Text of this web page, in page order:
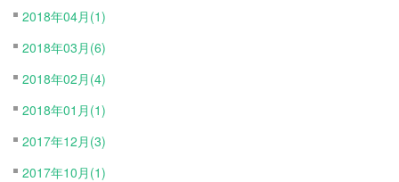
2018年04月(1)
2018年03月(6)
2018年02月(4)
2018年01月(1)
2017年12月(3)
2017年10月(1)